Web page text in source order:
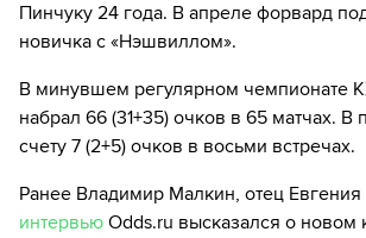
Пинчуку 24 года. В апреле форвард
новичка с «Нэшвиллом».
В минувшем регулярном чемпионате
набрал 66 (31+35) очков в 65 матчах.
счету 7 (2+5) очков в восьми встречах.
Ранее Владимир Малкин, отец
интервью Odds.ru высказался о новом